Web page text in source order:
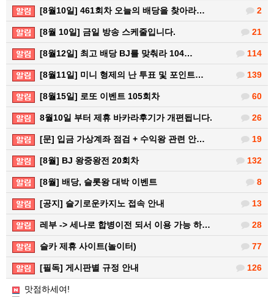
2
[8월10일] 461회차 오늘의 배당을 찾아라…
21
[8월 10일] 금일 방송 스케줄입니다.
114
[8월12일] 최고 배당 BJ를 맞춰라 104…
139
[8월11일] 미니 형제의 난 투표 및 포인트…
60
[8월15일] 로또 이벤트 105회차
26
8월10일 부터 제휴 바카라후기가 개편됩니다.
19
[문] 입금 가상계좌 점검 + 수익왕 관련 안…
132
[8월] BJ 왕중왕전 20회차
8
[8월] 배당, 슬롯왕 대박 이벤트
13
[공지] 슬기로운카지노 접속 안내
28
레부 -> 세나로 합병이전 되서 이용 가능 하…
77
슬카 제휴 사이트(놀이터)
126
[필독] 게시판별 규정 안내
맛점하세여!